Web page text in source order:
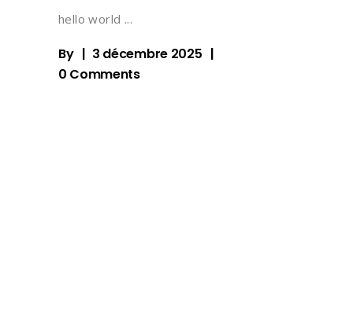
hello world
By
3 décembre 2025
0 Comments